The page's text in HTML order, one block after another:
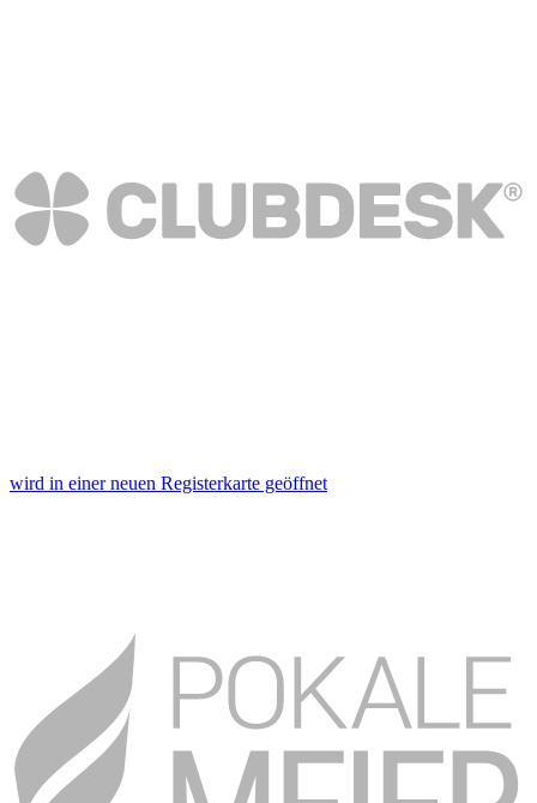
wird in einer neuen Registerkarte geöffnet